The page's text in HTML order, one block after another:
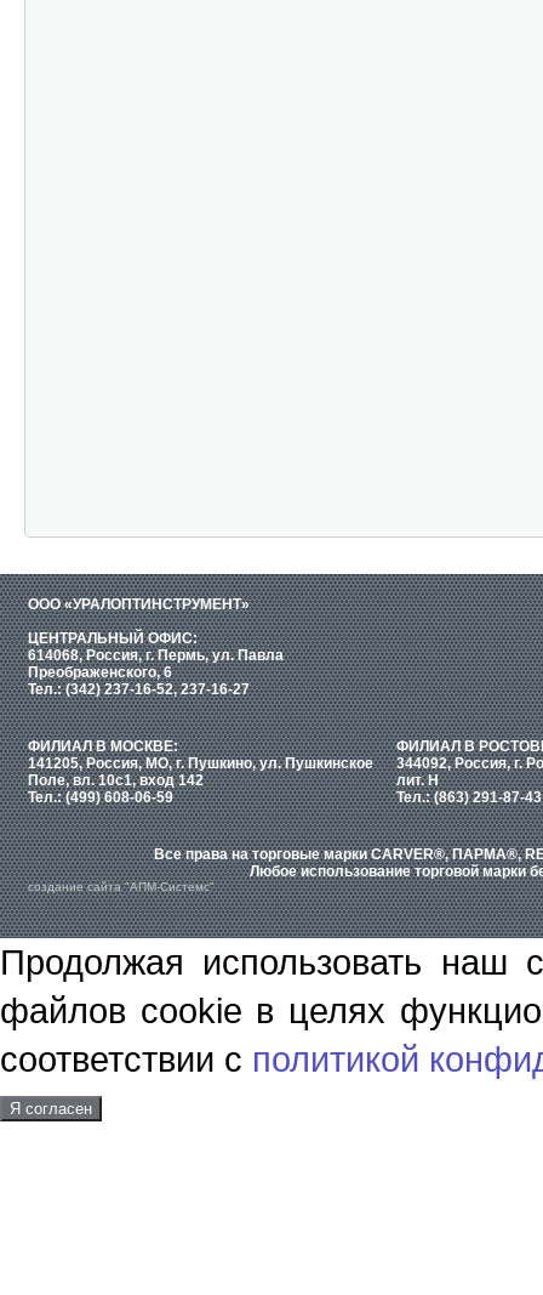
ООО «УРАЛОПТИНСТРУМЕНТ»
ЦЕНТРАЛЬНЫЙ ОФИС:
614068, Россия, г. Пермь, ул. Павла
Преображенского, 6
Тел.: (342) 237-16-52, 237-16-27
ФИЛИАЛ В МОСКВЕ:
141205, Россия, МО, г. Пушкино, ул. Пушкинское
Поле, вл. 10с1, вход 142
Тел.: (499) 608-06-59
ФИЛИАЛ В
344092, Россия, г.
лит. Н
Тел.: (863) 291-87-43
Все права на торговые марки CARVER®, ПАРМА®,
Любое использование торговой марки
создание сайта "АПМ-Системс"
Продолжая использовать наш
файлов cookie в целях
соответствии с политикой
Я согласен